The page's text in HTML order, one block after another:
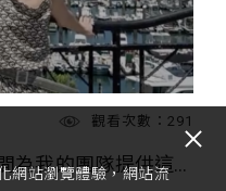
觀看次數：291
藝人安妮 - 我們拍攝MV期間為我的團隊提供這麼完美的住宿
網站瀏覽體驗，網站流